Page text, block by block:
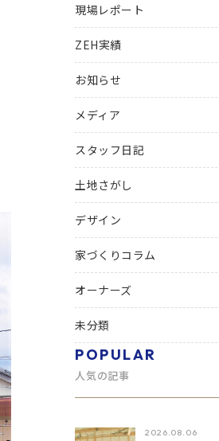
現場レポート
ZEH実績
お知らせ
メディア
スタッフ日記
土地さがし
デザイン
家づくりコラム
オーナーズ
未分類
POPULAR
人気の記事
2026.08.06